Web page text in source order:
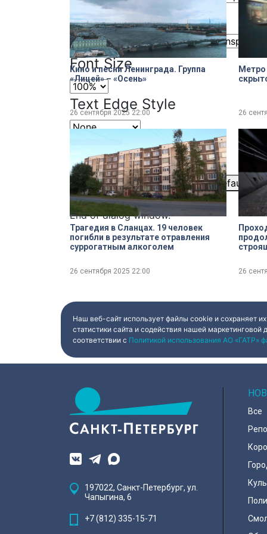
Window
Color Transparency
Font Size
Text Edge Style
Font Family
Resetrestore all settings to the default
Close Modal Dialog
End of dialog window.
Кино и песни Ленинграда. Группа
«Лицей» – «Осень»
26 сентября 2025 22:00
Метро
26
Трагедия в Сланцах. 19 человек
погибли в результате отравления
суррогатным алкоголем
26 сентября 2025 22:00 26
Наш веб-сайт использует файлы cookie и сохраняет
статистики сайта и содействия нашей
соответствии с Политикой использования АО «ГАТР»
197022, Санкт-Петербург, ул.
Чапыгина, 6
+7 (812) 335-15-71
Все